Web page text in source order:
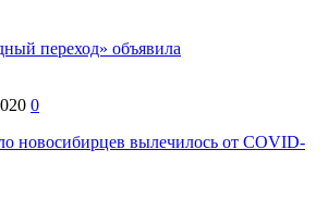
переход» объявила
0
новосибирцев вылечилось от COVID-